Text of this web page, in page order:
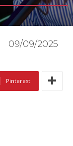
09/09/2025
Pinterest